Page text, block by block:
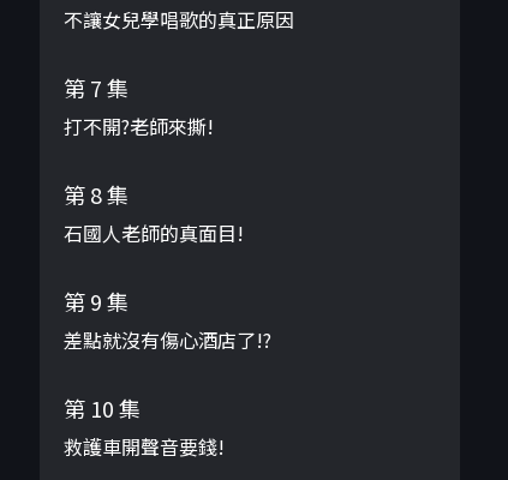
不讓女兒學唱歌的真正原因
第 7 集
打不開?老師來撕!
第 8 集
石國人老師的真面目!
第 9 集
差點就沒有傷心酒店了!?
第 10 集
救護車開聲音要錢!